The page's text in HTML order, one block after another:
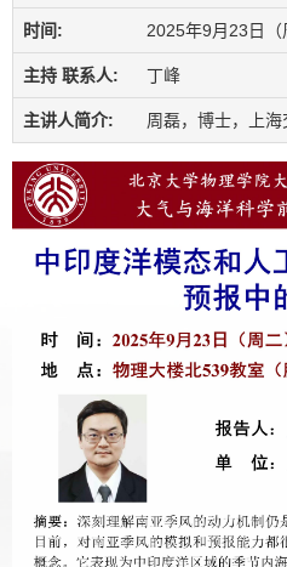
时间: 2025年9月23日
主持 联系人: 丁峰
主讲人简介: 周磊，博士，上